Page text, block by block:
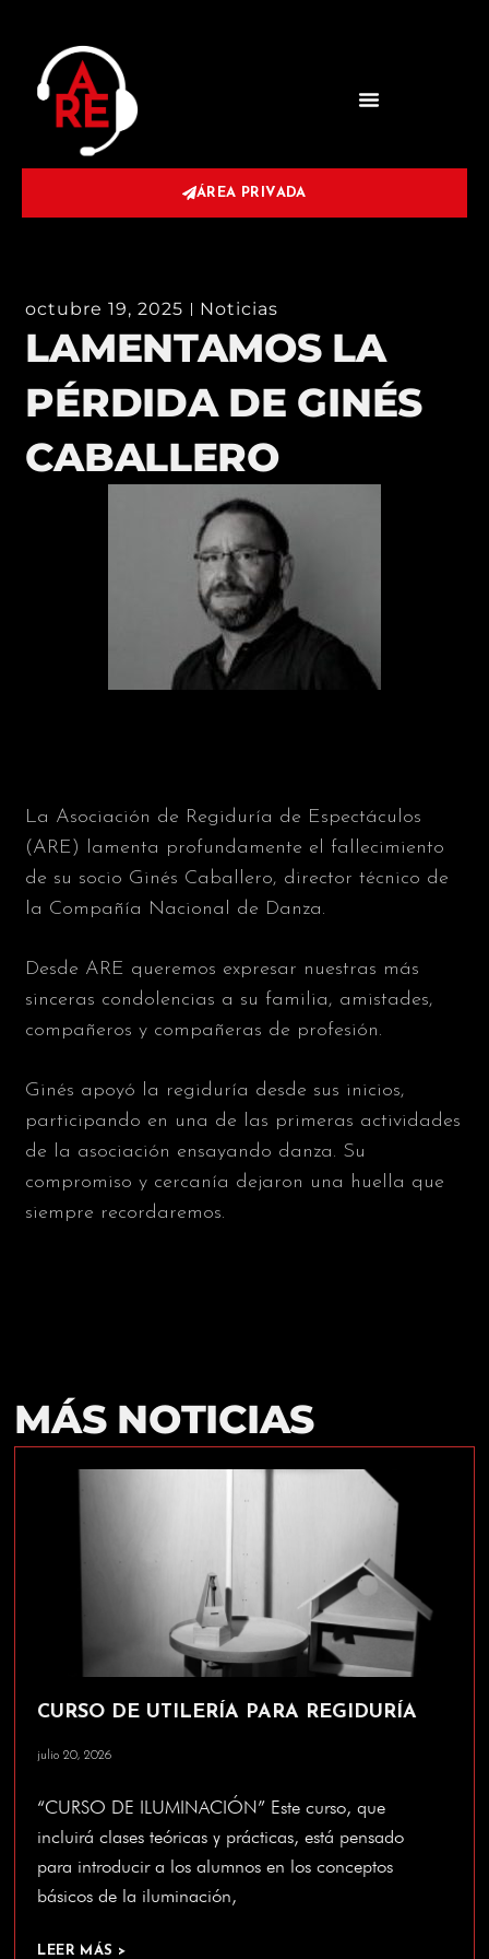
ÁREA PRIVADA
octubre 19, 2025 Noticias
LAMENTAMOS LA
PÉRDIDA DE GINÉS
CABALLERO
La Asociación de Regiduría de Espectáculos
(ARE) lamenta profundamente el fallecimiento
de su socio Ginés Caballero, director técnico de
la Compañía Nacional de Danza.
Desde ARE queremos expresar nuestras más
sinceras condolencias a su familia, amistades,
compañeros y compañeras de profesión.
Ginés apoyó la regiduría desde sus inicios,
participando en una de las primeras actividades
de la asociación ensayando danza. Su
compromiso y cercanía dejaron una huella que
siempre recordaremos.
MÁS NOTICIAS
CURSO DE UTILERÍA PARA REGIDURÍA
julio 20, 2026
“CURSO DE ILUMINACIÓN” Este curso, que
incluirá clases teóricas y prácticas, está pensado
para introducir a los alumnos en los conceptos
básicos de la iluminación,
LEER MÁS >